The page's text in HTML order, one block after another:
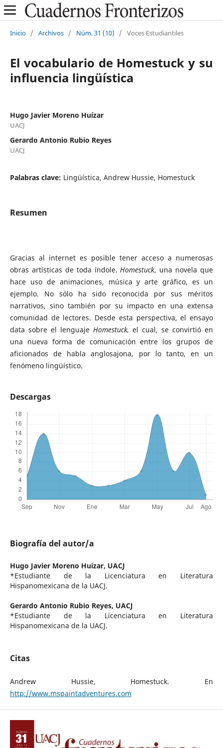
Inicio / Archivos / Núm. 31 (10) / Voces Estudiantiles
El vocabulario de Homestuck y su
influencia lingüística
Hugo Javier Moreno Huízar
UACJ
Gerardo Antonio Rubio Reyes
UACJ
Palabras clave: Lingüística, Andrew Hussie, Homestuck
Resumen
Gracias al internet es posible tener acceso a numerosas
obras artísticas de toda índole.Homestuck, una novela que
hace uso de animaciones, música y arte gráfico, es un
ejemplo. No sólo ha sido reconocida por sus méritos
narrativos, sino también por su impacto en una extensa
comunidad de lectores. Desde esta perspectiva, el ensayo
data sobre el lenguaje Homestuck, el cual, se convirtió en
una nueva forma de comunicación entre los grupos de
aficionados de habla anglosajona, por lo tanto, en un
fenómeno lingüístico.
Descargas
Biografía del autor/a
Hugo Javier Moreno Huízar, UACJ
*Estudiante de la Licenciatura en Literatura
Hispanomexicana de la UACJ.
Gerardo Antonio Rubio Reyes, UACJ
*Estudiante de la Licenciatura en Literatura
Hispanomexicana de la UACJ.
Citas
Andrew Hussie, Homestuck. En
http://www.mspaintadventures.com